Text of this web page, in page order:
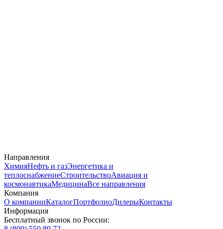
Направления
ХимияНефть и газЭнергетика и
теплоснабжениеСтроительствоАвиация и
космонавтикаМедицинаВсе направления
Компания
О компанииКаталогПортфолиоДилерыКонтакты
Информация
Бесплатный звонок по России: